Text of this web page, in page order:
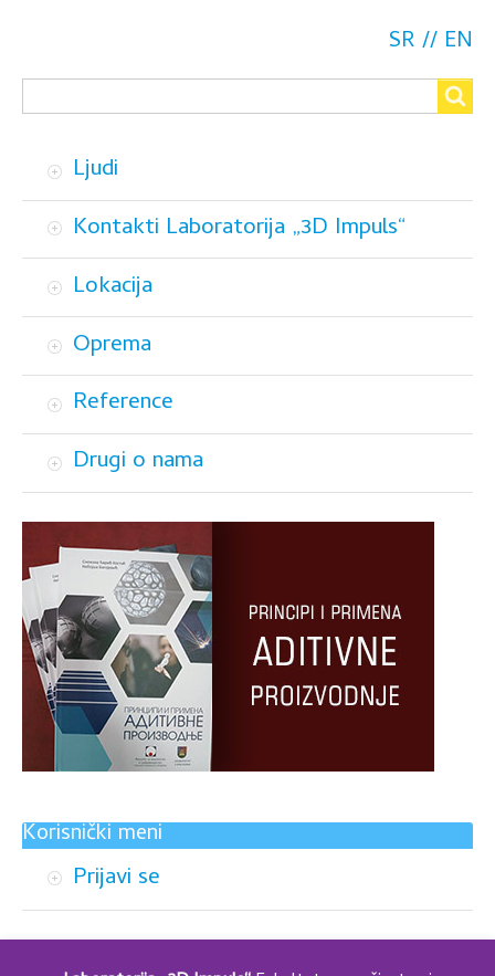
SR EN
Search
Ljudi
Kontakti Laboratorija „3D Impuls“
Lokacija
Oprema
Reference
Drugi o nama
Korisnički meni
Prijavi se